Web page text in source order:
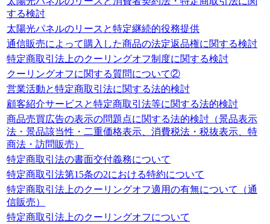
する検討
太陽光パネルのリースと特定継続的役務提供
通信販売によって購入した商品の法定返品権に関する検討
特定商取引法上のクーリングオフ制度に関する検討
クーリングオフに関する質問について②
営業活動と特定商取引法に関する法的検討
顧客紹介サービスと特定商取引法等に関する法的検討
商品売買広告の表示の問題点に関する法的検討（景品表示
法・景品該当性・二重価格表示、消費税法・税抜表示、特
商法・訪問販売）
特定商取引法の書面交付義務について
特定商取引法第15条の2における特約について
特定商取引法上のクーリングオフ適用の有無について（通
信販売）
特定商取引法上のクーリングオフについて